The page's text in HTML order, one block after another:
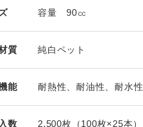
ズ
容量 90㏄
質 純白ペット
能 耐熱性、耐油性、耐水性
入数 2,500枚（100枚×25本）